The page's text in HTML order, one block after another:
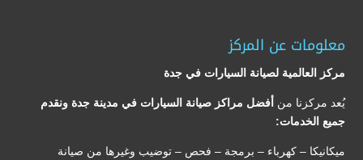
معلومات عن المركز
مركز العالمية لصيانة السيارات في جدة
يُعد مركزنا من أفضل مراكز صيانة السيارات في مدينة جدة ونقدم
جميع الخدمات:
ميكانيكا – كهرباء – برمجة – فحص – توضيب وغيرها من صيانة